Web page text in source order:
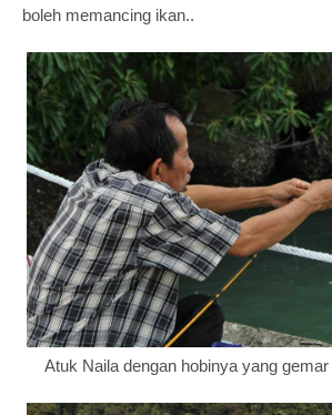
boleh memancing ikan..
Atuk Naila dengan hobinya yang